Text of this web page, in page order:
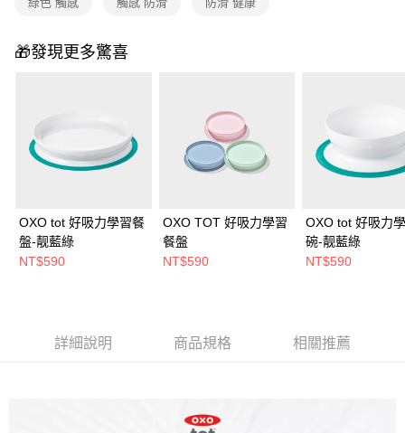
🎁發現更多驚喜
OXO tot 好吸力學習餐
盤-靓藍綠
NT$590
OXO TOT 好吸力學習
餐盤
NT$590
OXO tot 好吸力
碗-靓藍綠
NT$590
詳細說明 商品規格 相關推薦